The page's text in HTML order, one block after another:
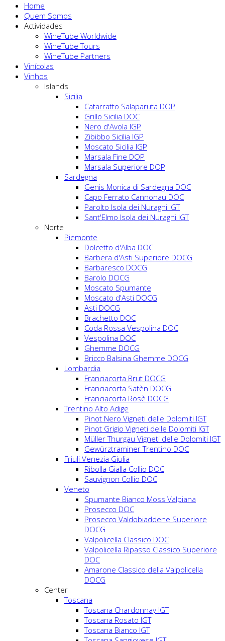
Home
Quem Somos
Actividades
WineTube Worldwide
WineTube Tours
WineTube Partners
Vinícolas
Vinhos
Islands
Sicilia
Catarratto Salaparuta DOP
Grillo Sicilia DOC
Nero d'Avola IGP
Zibibbo Sicilia IGP
Moscato Sicilia IGP
Marsala Fine DOP
Marsala Superiore DOP
Sardegna
Genis Monica di Sardegna DOC
Capo Ferrato Cannonau DOC
Parolto Isola dei Nuraghi IGT
Sant'Elmo Isola dei Nuraghi IGT
Norte
Piemonte
Dolcetto d'Alba DOC
Barbera d'Asti Superiore DOCG
Barbaresco DOCG
Barolo DOCG
Moscato Spumante
Moscato d'Asti DOCG
Asti DOCG
Brachetto DOC
Coda Rossa Vespolina DOC
Vespolina DOC
Ghemme DOCG
Bricco Balsina Ghemme DOCG
Lombardia
Franciacorta Brut DOCG
Franciacorta Satèn DOCG
Franciacorta Rosè DOCG
Trentino Alto Adige
Pinot Nero Vigneti delle Dolomiti IGT
Pinot Grigio Vigneti delle Dolomiti IGT
Müller Thurgau Vigneti delle Dolomiti IGT
Gewürztraminer Trentino DOC
Friuli Venezia Giulia
Ribolla Gialla Collio DOC
Sauvignon Collio DOC
Veneto
Spumante Bianco Moss Valpiana
Prosecco DOC
Prosecco Valdobiaddene Superiore
DOCG
Valpolicella Classico DOC
Valpolicella Ripasso Classico Superiore
DOC
Amarone Classico della Valpolicella
DOCG
Center
Toscana
Toscana Chardonnay IGT
Toscana Rosato IGT
Toscana Bianco IGT